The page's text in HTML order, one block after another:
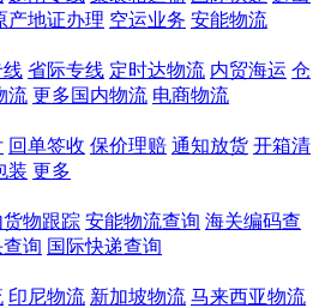
产地证办理 空运业务 安能物流
线 省际专线 定时达物流 内贸海运 仓
流 更多国内物流 电商物流
回单签收 保价理赔 通知放货 开箱清
装 更多
货物跟踪 安能物流查询 海关编码查
询 国际快递查询
印尼物流 新加坡物流 马来西亚物流